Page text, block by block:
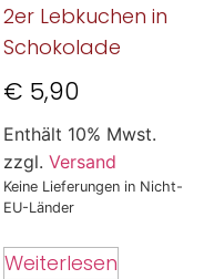
2er Lebkuchen in
Schokolade
€ 5,90
Enthält 10% Mwst.
zzgl.Versand
Keine Lieferungen in Nicht-
EU-Länder
Weiterlesen